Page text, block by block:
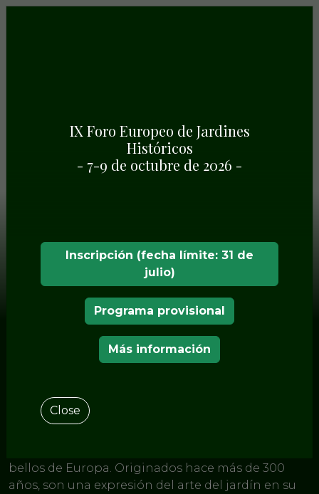
< LOS JARDINES DEL ITINERARIO EUROPEO DE
LOS JARDINES HISTÓRICOS
Jardines
Herrenhausen
bellos de Europa. Originados hace más de 300
años, son una expresión del arte del jardín en su
IX Foro Europeo de Jardines
Históricos
- 7-9 de octubre de 2026 -
Inscripción (fecha límite: 31 de
julio)
Programa provisional
Más información
Close